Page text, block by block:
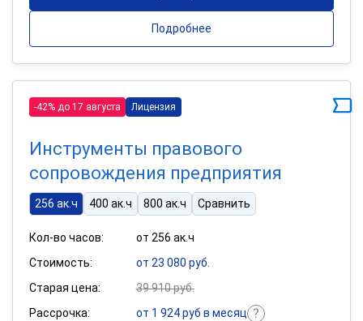
Подробнее
-42% до 17 августа Лицензия
Инструменты правового
сопровождения предприятия
256 ак.ч 400 ак.ч 800 ак.ч Сравнить
Кол-во часов:
от 256 ак.ч
Стоимость:
от 23 080 руб.
Старая цена:
39 910 руб.
Рассрочка:
от 1 924 руб в месяц